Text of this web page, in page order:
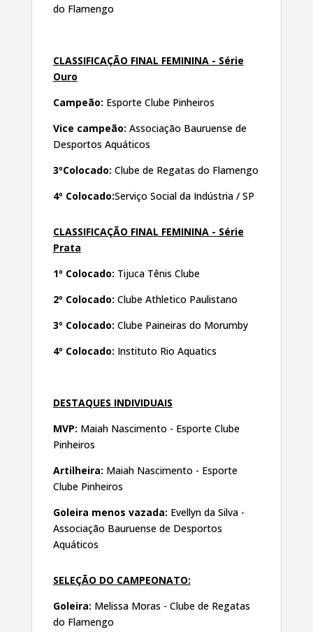
do Flamengo
CLASSIFICAÇÃO FINAL FEMININA - Série
Ouro
Campeão: Esporte Clube Pinheiros
Vice campeão: Associação Bauruense de
Desportos Aquáticos
3ºColocado: Clube de Regatas do Flamengo
4º Colocado:Serviço Social da Indústria / SP
CLASSIFICAÇÃO FINAL FEMININA - Série
Prata
1º Colocado: Tijuca Tênis Clube
2º Colocado: Clube Athletico Paulistano
3º Colocado: Clube Paineiras do Morumby
4º Colocado: Instituto Rio Aquatics
DESTAQUES INDIVIDUAIS
MVP: Maiah Nascimento - Esporte Clube
Pinheiros
Artilheira: Maiah Nascimento - Esporte
Clube Pinheiros
Goleira menos vazada: Evellyn da Silva -
Associação Bauruense de Desportos
Aquáticos
SELEÇÃO DO CAMPEONATO:
Goleira: Melissa Moras - Clube de Regatas
do Flamengo